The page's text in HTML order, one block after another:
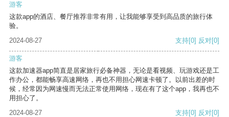
游客
这款app的酒店、餐厅推荐非常有用，让我能够享受到高品质的旅行体
验。
2024-08-27
支持[0] 反对[0]
游客
这款加速器app简直是居家旅行必备神器，无论是看视频、玩游戏还是工
作办公，都能畅享高速网络，再也不用担心网速卡顿了。以前出差的时
候，经常因为网速慢而无法正常使用网络，现在有了这个app，我再也不
用担心了。
2024-08-27
支持[0] 反对[0]